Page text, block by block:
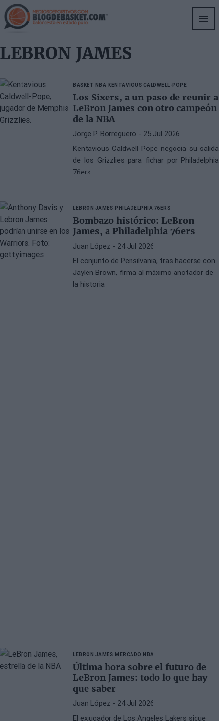
Skip
to
main
LEBRON JAMES
BASKET NBA KENTAVIOUS CALDWELL-POPE
Los Sixers, a un paso de reunir a
LeBron James con otro campeón
de la NBA
Jorge P. Borreguero - 25 Jul 2026
Kentavious Caldwell-Pope negocia su salida
de los Grizzlies para fichar por Philadelphia
76ers
LEBRON JAMES PHILADELPHIA 76ERS
Bombazo histórico: LeBron
James, a Philadelphia 76ers
Juan López - 24 Jul 2026
El conjunto de Pensilvania, tras hacerse con
Jaylen Brown, firma al máximo anotador de
la historia
LEBRON JAMES MERCADO NBA
Última hora sobre el futuro de
LeBron James: todo lo que hay
que saber
Juan López - 24 Jul 2026
El exjugador de Los Angeles Lakers sigue